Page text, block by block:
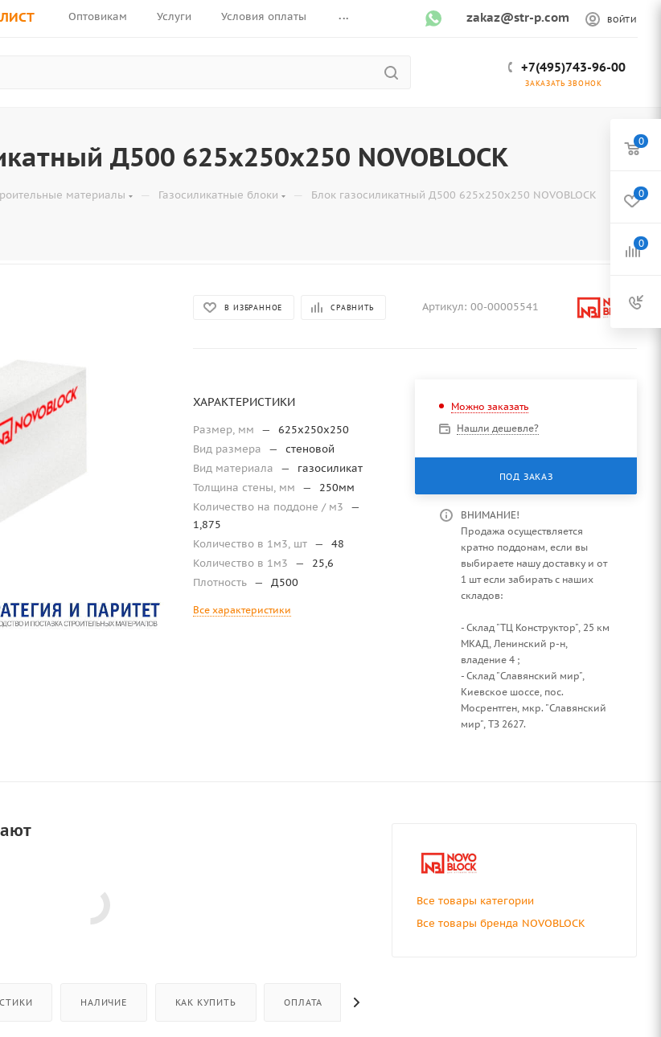
Оптовикам Услуги Условия оплаты ... zakaz@str-p.com ВОЙТИ
+7(495)743-96-00
ЗАКАЗАТЬ ЗВОНОК
Д500 625х250х250 NOVOBLOCK
материалы — Газосиликатные блоки — Блок газосиликатный Д500 625х250х250 NOVOBLOCK
В ИЗБРАННОЕ СРАВНИТЬ Артикул: 00-00005541
ХАРАКТЕРИСТИКИ
Размер, мм —
625х250х250
Вид размера
—
стеновой
Вид материала
—
газосиликат
Толщина стены, мм
—
250мм
Количество на поддоне / м3
—
1,875
Количество в 1м3, шт —
48
Количество в 1м3
—
25,6
Плотность — Д500
Все характеристики
Можно заказать
Нашли дешевле?
ПОД ЗАКАЗ
ВНИМАНИЕ!
Продажа осуществляется
кратно поддонам, если вы
выбираете нашу доставку и от
1 шт если забирать с наших
складов:
- Склад "ТЦ Конструктор", 25 км
МКАД, Ленинский р-н,
владение 4 ;
- Склад "Славянский мир",
Киевское шоссе, пос.
Мосрентген, мкр. "Славянский
мир", ТЗ 2627.
НАЛИЧИЕ КАК КУПИТЬ ОПЛАТА
Все товары категории
Все товары бренда NOVOBLOCK
0
0
0